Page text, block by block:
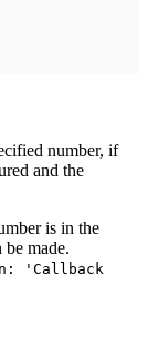
number, if
and the
is in the
be made.
'Callback